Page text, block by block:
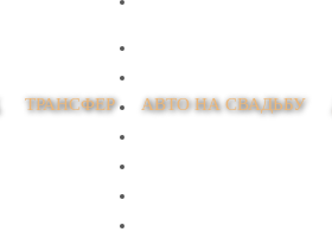
ТРАНСФЕР АВТО НА СВАДЬБУ